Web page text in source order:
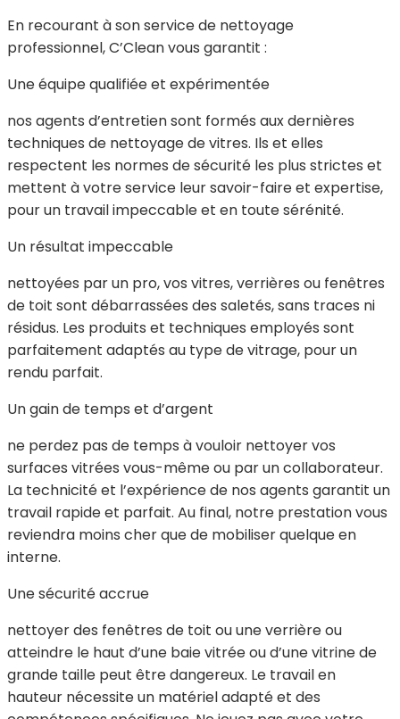
En recourant à son service de nettoyage
professionnel, C’Clean vous garantit :
Une équipe qualifiée et expérimentée
nos agents d’entretien sont formés aux dernières
techniques de nettoyage de vitres. Ils et elles
respectent les normes de sécurité les plus strictes et
mettent à votre service leur savoir-faire et expertise,
pour un travail impeccable et en toute sérénité.
Un résultat impeccable
nettoyées par un pro, vos vitres, verrières ou fenêtres
de toit sont débarrassées des saletés, sans traces ni
résidus. Les produits et techniques employés sont
parfaitement adaptés au type de vitrage, pour un
rendu parfait.
Un gain de temps et d’argent
ne perdez pas de temps à vouloir nettoyer vos
surfaces vitrées vous-même ou par un collaborateur.
La technicité et l’expérience de nos agents garantit un
travail rapide et parfait. Au final, notre prestation vous
reviendra moins cher que de mobiliser quelque en
interne.
Une sécurité accrue
nettoyer des fenêtres de toit ou une verrière ou
atteindre le haut d’une baie vitrée ou d’une vitrine de
grande taille peut être dangereux. Le travail en
hauteur nécessite un matériel adapté et des